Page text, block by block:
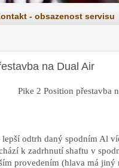
- obsazenost servisu
na Dual Air
Pike 2 Position přestavba
odtrh daný spodním Al
k zadrhnutí shaftu v
provedením (hlava má jiný